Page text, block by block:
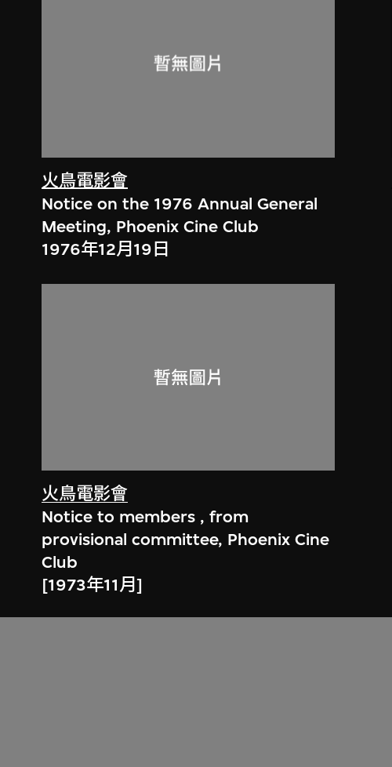
火鳥電影會
Notice on the 1976 Annual General
Meeting, Phoenix Cine Club
1976年12月19日
火鳥電影會
Notice to members , from
provisional committee, Phoenix Cine
Club
[1973年11月]